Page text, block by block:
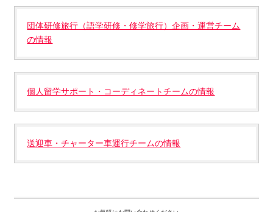
団体研修旅行（語学研修・修学旅行）企画・運営チーム
の情報
個人留学サポート・コーディネートチームの情報
送迎車・チャーター車運行チームの情報